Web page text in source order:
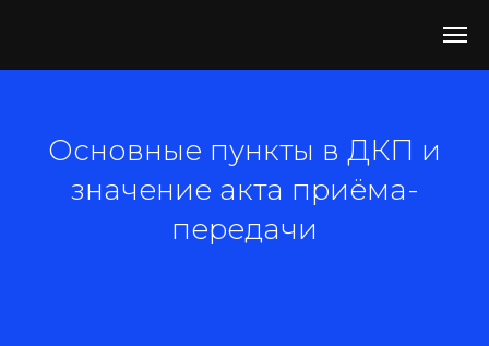
Основные пункты в ДКП и
значение акта приёма-
передачи